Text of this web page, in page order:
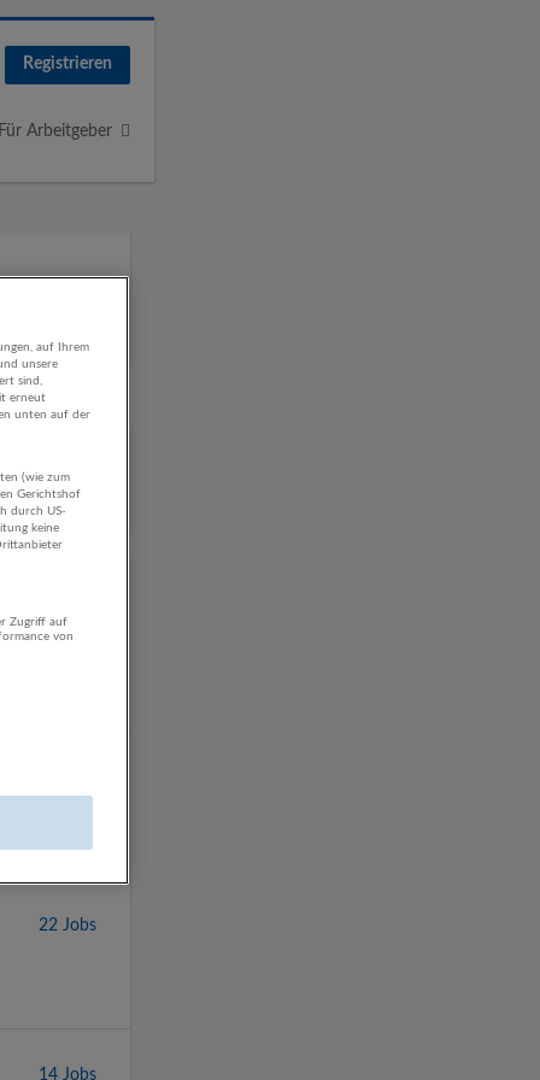
Registrieren
Für Arbeitgeber
22 Jobs
14 Jobs
auf Ihrem
unsere
sind,
erneut
unten auf der
(wie zum
Gerichtshof
durch US-
keine
Zugriff auf
von